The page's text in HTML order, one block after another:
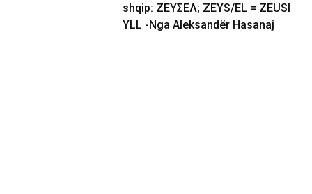
shqip: ΖΕΥΣΕΛ; ZEYS/EL = ZEUSI
YLL -Nga Aleksandër Hasanaj